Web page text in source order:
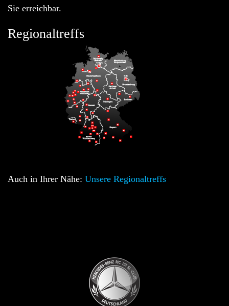
Sie erreichbar.
Regionaltreffs
Auch in Ihrer Nähe: Unsere Regionaltreffs